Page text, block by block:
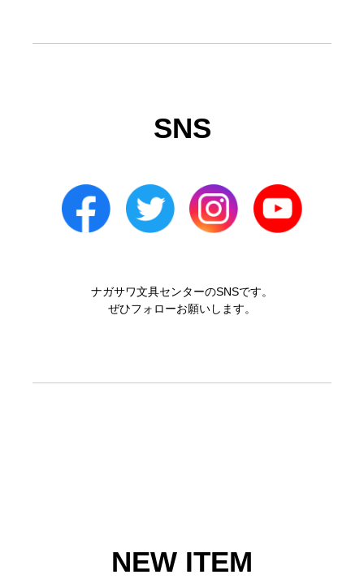
SNS
ナガサワ文具センターのSNSです。
ぜひフォローお願いします。
NEW ITEM